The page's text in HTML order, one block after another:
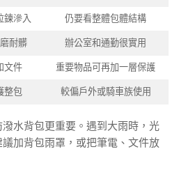
鍊滲入 仍要看整體包體結構
耐髒 辦公室和通勤很實用
文件 重要物品可再加一層保護
整包 較偏戶外或騎車族使用
水背包更重要。遇到大雨時，光
加背包雨罩，或把筆電、文件放